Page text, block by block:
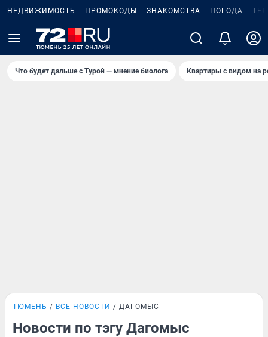
НЕДВИЖИМОСТЬ ПРОМОКОДЫ ЗНАКОМСТВА ПОГОДА
Что будет дальше с Турой — мнение биолога Квартиры с видом на
ТЮМЕНЬ ВСЕ НОВОСТИ ДАГОМЫС
Новости по тэгу Дагомыс